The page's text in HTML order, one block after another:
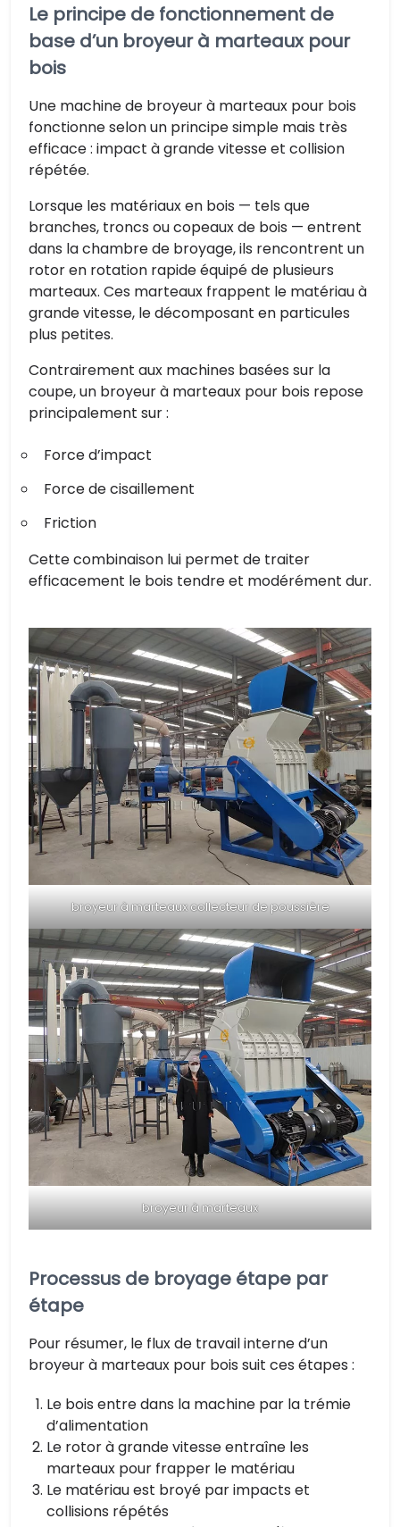
Le principe de fonctionnement de
base d’un broyeur à marteaux pour
bois
Une machine de broyeur à marteaux pour bois
fonctionne selon un principe simple mais très
efficace : impact à grande vitesse et collision
répétée.
Lorsque les matériaux en bois — tels que
branches, troncs ou copeaux de bois — entrent
dans la chambre de broyage, ils rencontrent un
rotor en rotation rapide équipé de plusieurs
marteaux. Ces marteaux frappent le matériau à
grande vitesse, le décomposant en particules
plus petites.
Contrairement aux machines basées sur la
coupe, un broyeur à marteaux pour bois repose
principalement sur :
Force d’impact
Force de cisaillement
Friction
Cette combinaison lui permet de traiter
efficacement le bois tendre et modérément dur.
broyeur à marteaux collecteur de poussière
broyeur à marteaux
Processus de broyage étape par
étape
Pour résumer, le flux de travail interne d’un
broyeur à marteaux pour bois suit ces étapes :
Le bois entre dans la machine par la trémie
d’alimentation
Le rotor à grande vitesse entraîne les
marteaux pour frapper le matériau
Le matériau est broyé par impacts et
collisions répétés